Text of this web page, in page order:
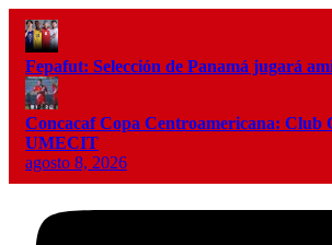
Fepafut: Selección de Panamá jugará
Concacaf Copa Centroamericana: Club
UMECIT
agosto 8, 2026